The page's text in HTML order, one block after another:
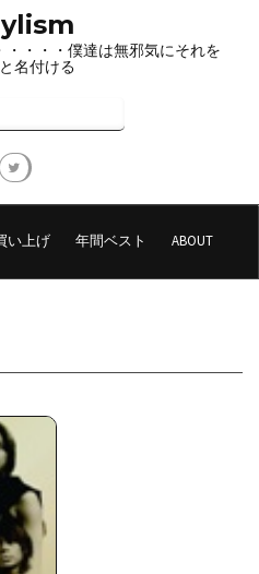
・・・僕達は無邪気にそれを
と名付ける
い上げ 年間ベスト ABOUT